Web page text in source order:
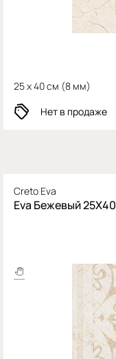
25 x 40 см (8 мм)
Нет в продаже
Creto Eva
Eva Бежевый 25Х40